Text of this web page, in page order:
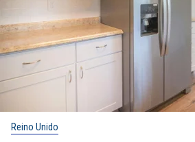
Reino Unido